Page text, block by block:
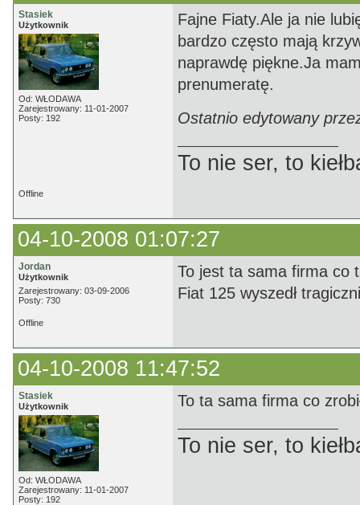
Stasiek
Użytkownik
Od: WŁODAWA
Zarejestrowany: 11-01-2007
Posty: 192
Fajne Fiaty.Ale ja nie
bardzo często mają
naprawdę piękne.Ja
prenumeratę.
Ostatnio edytowany
To nie ser, to
Offline
04-10-2008 01:07:27
Jordan
Użytkownik
Zarejestrowany: 03-09-2006
Posty: 730
To jest ta sama firma co
Fiat 125 wyszedł
Offline
04-10-2008 11:47:52
Stasiek
Użytkownik
Od: WŁODAWA
Zarejestrowany: 11-01-2007
Posty: 192
To ta sama firma co
To nie ser, to